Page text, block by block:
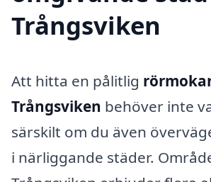
Trångsviken
Att hitta en pålitlig
Trångsviken behöver inte
särskilt om du även
i närliggande städer.